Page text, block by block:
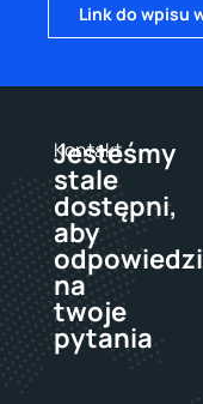
Link do wpisu
Kontakt
Jesteśmy
stale
dostępni,
aby
na
twoje
pytania